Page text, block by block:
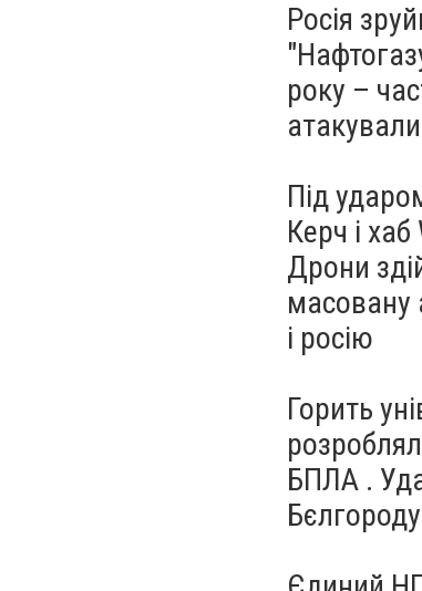
Росія
року –
Під
Керч і
Дрони
масовану
і росію
Горить
БПЛА .
Бєлгороду